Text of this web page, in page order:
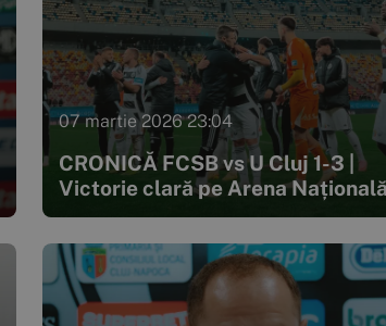
07 martie 2026 23:04
CRONICĂ FCSB vs U Cluj 1-3 |
Victorie clară pe Arena